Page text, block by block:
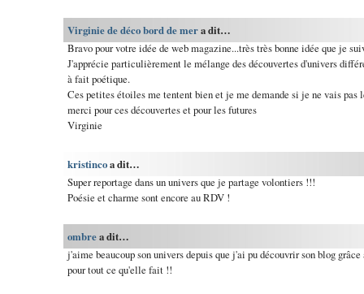
Virginie de déco bord de mera dit…
Bravo pour votre idée de web magazine...très très bonne idée que je
J'apprécie particulièrement le mélange des découvertes d'univers
à fait poétique.
Ces petites étoiles me tentent bien et je me demande si je ne vais pas
merci pour ces découvertes et pour les futures
Virginie
kristincoa dit…
Super reportage dans un univers que je partage volontiers !!!
Poésie et charme sont encore au RDV !
ombrea dit…
j'aime beaucoup son univers depuis que j'ai pu découvrir son blog
pour tout ce qu'elle fait !!